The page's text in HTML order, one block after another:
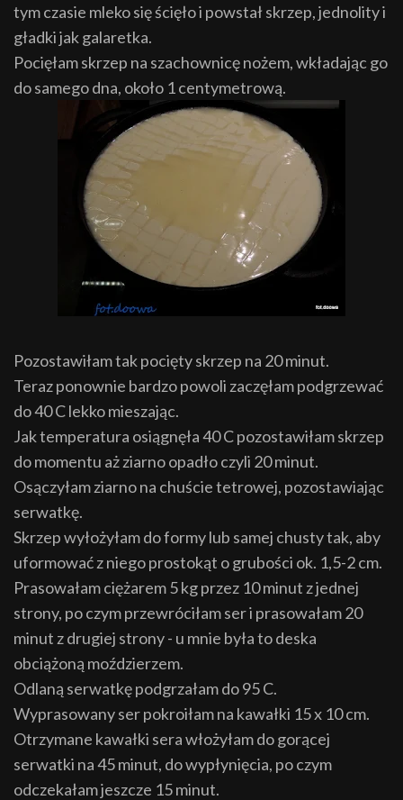
tym czasie mleko się ścięło i powstał skrzep, jednolity i
gładki jak galaretka.
Pocięłam skrzep na szachownicę nożem, wkładając go
do samego dna, około 1 centymetrową.
Pozostawiłam tak pocięty skrzep na 20 minut.
Teraz ponownie bardzo powoli zaczęłam podgrzewać
do 40 C lekko mieszając.
Jak temperatura osiągnęła 40 C pozostawiłam skrzep
do momentu aż ziarno opadło czyli 20 minut.
Osączyłam ziarno na chuście tetrowej, pozostawiając
serwatkę.
Skrzep wyłożyłam do formy lub samej chusty tak, aby
uformować z niego prostokąt o grubości ok. 1,5-2 cm.
Prasowałam ciężarem 5 kg przez 10 minut z jednej
strony, po czym przewróciłam ser i prasowałam 20
minut z drugiej strony - u mnie była to deska
obciążoną moździerzem.
Odlaną serwatkę podgrzałam do 95 C.
Wyprasowany ser pokroiłam na kawałki 15 x 10 cm.
Otrzymane kawałki sera włożyłam do gorącej
serwatki na 45 minut, do wypłynięcia, po czym
odczekałam jeszcze 15 minut.